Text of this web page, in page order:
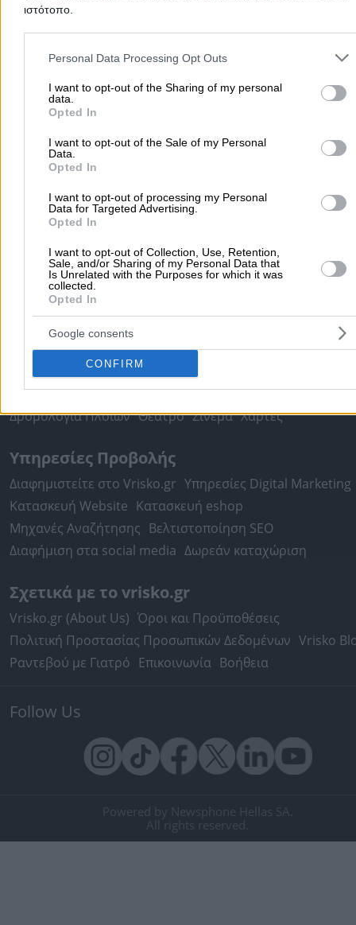
ιστότοπο.
Please note that this website/app uses one or more Google
and may gather and store information including but not limited to
to Google and its third-party tags to use your data for below
purposes in below Google consent section.
Personal Data Processing Opt Outs
I want to opt-out of the Sharing of my personal
data.
Opted In
I want to opt-out of the Sale of my Personal
Data.
Opted In
I want to opt-out of processing my Personal
Data for Targeted Advertising.
Opted In
I want to opt-out of Collection, Use, Retention,
Sale, and/or Sharing of my Personal Data that
Is Unrelated with the Purposes for which it was
collected.
Opted In
Google consents
CONFIRM
Αρχική > Νομός ΚΕΦΑΛΛΗΝΙΑΣ
Δημοφιλείς Αναζητήσεις
Μετακομίσεις & Μεταφορές Κλειδιά & Κλειδαριές
Ψυχολόγοι
Παιδικοί Σταθμοί
Υδραυλικοί - Υδραυλικές Εγκαταστάσεις
περισσότερα >>
Τοπική Αναζήτηση
Περιστέρι Καβάλα Τρίπολη Καλλιθέα Σέρρες
Ρόδος
Πειραιάς Κέρκυρα Χανιά Καλαμάτα
περισσότερα >>
Χρήσιμα Σήμερα
Εφημερίες Φαρμακείων
Εφημερίες Νοσοκομείων
Τιμές Καυσίμων Ταχυδρομικοί Κώδικες Στοιχεία Α.Φ.Μ.
Δρομολόγια Πλοίων Θέατρο Σινεμά Χάρτες
Υπηρεσίες Προβολής
Διαφημιστείτε στο Vrisko.gr Υπηρεσίες Digital Marketing
Κατασκευή Website Κατασκευή eshop
Μηχανές Αναζήτησης Βελτιστοποίηση SEO
Διαφήμιση στα social media Δωρεάν καταχώριση
Σχετικά με το vrisko.gr
Vrisko.gr (About Us) Όροι και Προϋποθέσεις
Πολιτική Προστασίας Προσωπικών Δεδομένων Vrisko
Ραντεβού με Γιατρό Επικοινωνία Βοήθεια
Follow Us
Powered by Newsphone Hellas SA.
All rights reserved.